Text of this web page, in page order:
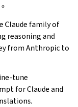
Claude family of
reasoning and
from Anthropic to
tune
for Claude and